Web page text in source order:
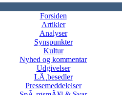
Forsiden
Artikler
Analyser
Synspunkter
Kultur
Nyhed og kommentar
Udgivelser
LÃ¸besedler
Pressemeddelelser